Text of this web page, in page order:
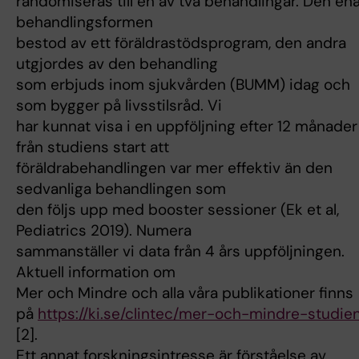
behandlingsformen
bestod av ett föräldrastödsprogram, den andra
utgjordes av den behandling
som erbjuds inom sjukvården (BUMM) idag och
som bygger på livsstilsråd. Vi
har kunnat visa i en uppföljning efter 12 månader
från studiens start att
föräldrabehandlingen var mer effektiv än den
sedvanliga behandlingen som
den följs upp med booster sessioner (Ek et al,
Pediatrics 2019). Numera
sammanställer vi data från 4 års uppföljningen.
Aktuell information om
Mer och Mindre och alla våra publikationer finns
på https://ki.se/clintec/mer-och-mindre-
[2].